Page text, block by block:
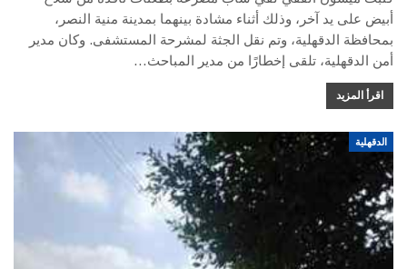
أبيض على يد آخر، وذلك أثناء مشادة بينهما بمدينة منية النصر،
بمحافظة الدقهلية، وتم نقل الجثة لمشرحة المستشفى. وكان مدير
أمن الدقهلية، تلقى إخطارًا من مدير المباحث…
اقرأ المزيد
الدقهلية